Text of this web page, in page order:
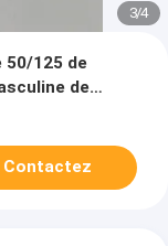
3/4
50/125 de
de
Contactez